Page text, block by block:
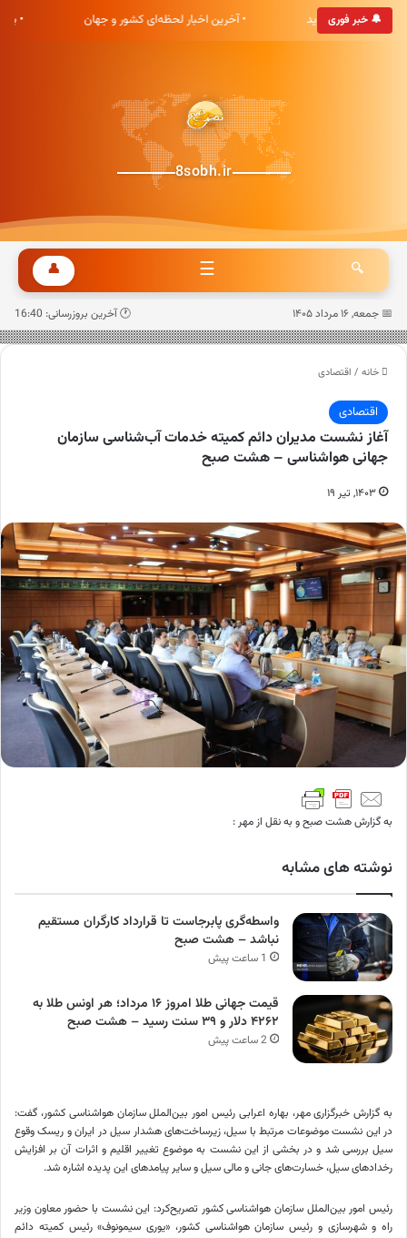
🔔 خبر فوری
هشت صبح خوش آمدید • آخرین اخبار لحظه‌ای کشور و جهان •
8sobh.ir
🔍
☰
👤
📅 جمعه, ۱۶ مرداد ۱۴۰۵ 🕐 آخرین بروزرسانی: 16:40
خانه / اقتصادی
اقتصادی
آغاز نشست مدیران دائم کمیته خدمات آب‌شناسی سازمان
جهانی هواشناسی – هشت صبح
۱۴۰۳, تیر ۱۹
به گزارش هشت صبح و به نقل از مهر :
نوشته های مشابه
واسطه‌گری پابرجاست تا قرارداد کارگران مستقیم
نباشد – هشت صبح
1 ساعت پیش
قیمت جهانی طلا امروز ۱۶ مرداد؛ هر اونس طلا به
۴۲۶۲ دلار و ۳۹ سنت رسید – هشت صبح
2 ساعت پیش
به گزارش خبرگزاری مهر، بهاره اعرابی رئیس امور بین‌الملل سازمان هواشناسی کشور، گفت:
در این نشست موضوعات مرتبط با سیل، زیرساخت‌های هشدار سیل در ایران و ریسک وقوع
سیل بررسی شد و در بخشی از این نشست به موضوع تغییر اقلیم و اثرات آن بر افزایش
رخدادهای سیل، خسارت‌های جانی و مالی سیل و سایر پیامدهای این پدیده اشاره شد.
رئیس امور بین‌الملل سازمان هواشناسی کشور تصریح‌کرد: این نشست با حضور معاون وزیر
راه و شهرسازی و رئیس سازمان هواشناسی کشور، «یوری سیمونوف» رئیس کمیته دائم